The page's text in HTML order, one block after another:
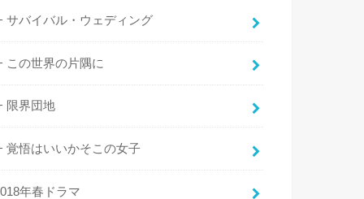
サバイバル・ウェディング
この世界の片隅に
限界団地
覚悟はいいかそこの女子
年春ドラマ